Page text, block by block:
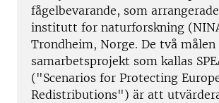
fågelbevarande, som
institutt for naturforskning
Trondheim, Norge. De två målen
samarbetsprojekt som kallas
("Scenarios for Protecting
Redistributions") är att